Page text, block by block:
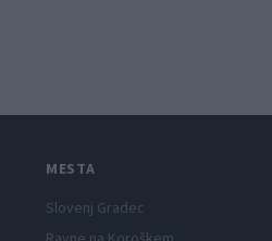
MESTA
Slovenj Gradec